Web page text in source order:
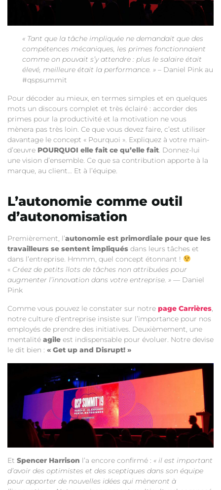
« Tant que la tâche impliquée ne demandait que des
compétences mécaniques, les primes fonctionnaient
comme on pouvait s’y attendre : plus le salaire était
élevé, meilleure était la performance. » – Daniel Pink au
#qspsummit
Pour décoder au mieux, en termes simples et en quelques
mots un discours complet et très éclairé : accorder des
primes pour la productivité et la motivation ne vous
mènera pas très loin. Ce que vous devez faire, c’est utiliser
davantage le concept « Pourquoi ». Expliquez à votre main-
d’œuvre POURQUOI elle fait ce qu’elle fait. Donnez-lui
une vision d’ensemble. Ce que sa contribution apporte à la
marque, au client… Et à l’équipe.
L’autonomie comme outil
d’autonomisation
Premièrement, l’autonomie est primordiale pour que les
travailleurs se sentent impliqués dans leurs tâches et
dans l’entreprise. Hmmm, quel concept étonnant !
« Créez de petits îlots de tâches non attribuées pour
augmenter l’innovation dans votre entreprise. » — Daniel
Pink
Comme vous pouvez le constater sur notre page Carrières,
notre culture d’entreprise insiste sur l’importance pour nos
employés de prendre des initiatives. Deuxièmement, une
mentalité agile est indispensable pour évoluer. Notre devise
le dit bien : « Get up and Disrupt! »
Et Spencer Harrison l’a encore confirmé : « il est important
d’avoir des optimistes et des sceptiques dans son équipe
pour apporter de nouvelles idées qui mèneront à